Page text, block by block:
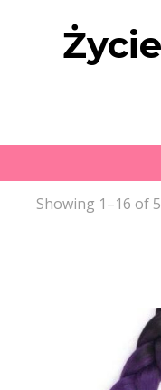
Showing 1–16 of